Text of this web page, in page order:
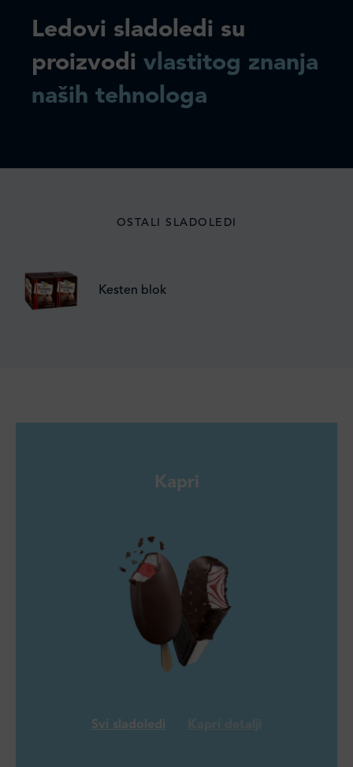
Ledovi sladoledi su
proizvodi vlastitog znanja
naših tehnologa
OSTALI SLADOLEDI
Kesten blok
Kapri
Svi sladoledi